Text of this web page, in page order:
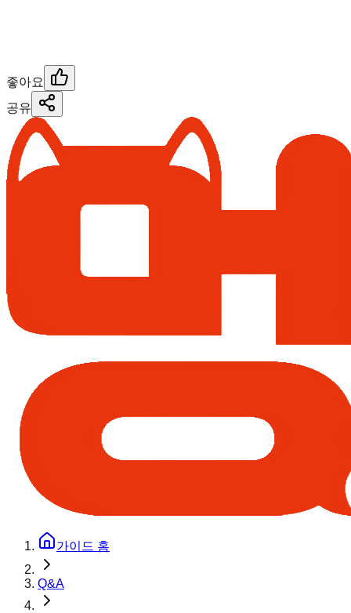
좋아요
공유
가이드 홈
Q&A